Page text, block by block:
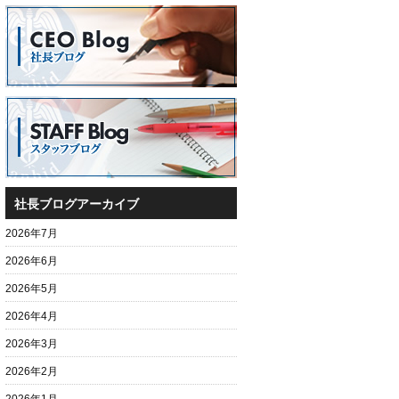
社長ブログアーカイブ
2026年7月
2026年6月
2026年5月
2026年4月
2026年3月
2026年2月